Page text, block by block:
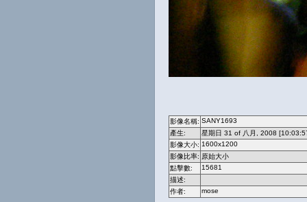
影像名稱: SANY1693
產生:
星期日 31 of 八月, 2008
影像大小: 1600x1200
影像比率: 原始大小
點擊數:
15681
描述:
作者:
mose